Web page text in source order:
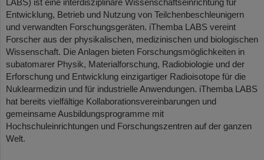
Entwicklung, Betrieb und Nutzung von Teilchenbeschleunigern
und verwandten Forschungsgeräten. iThemba LABS vereint
Forscher aus der physikalischen, medizinischen und biologischen
Wissenschaft. Die Anlagen bieten Forschungsmöglichkeiten in
subatomarer Physik, Materialforschung, Radiobiologie und der
Erforschung und Entwicklung einzigartiger Radioisotope für die
Nuklearmedizin und für industrielle Anwendungen. iThemba LABS
hat bereits vielfältige Kollaborationsvereinbarungen und
gemeinsame Ausbildungsprogramme mit
Hochschuleinrichtungen und Forschungszentren auf der ganzen
Welt.